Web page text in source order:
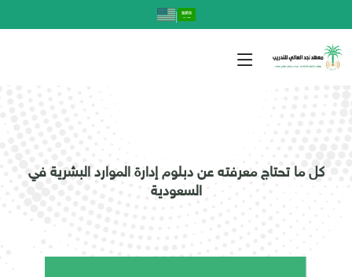
|
كل ما تحتاج معرفته عن دبلوم إدارة الموارد البشرية في
السعودية